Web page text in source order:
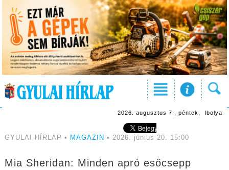
2026. augusztus 7., péntek, Ibolya
GYULAI HÍRLAP • MAGAZIN • 2026. június 20. 15:00
Mia Sheridan: Minden apró esőcsepp